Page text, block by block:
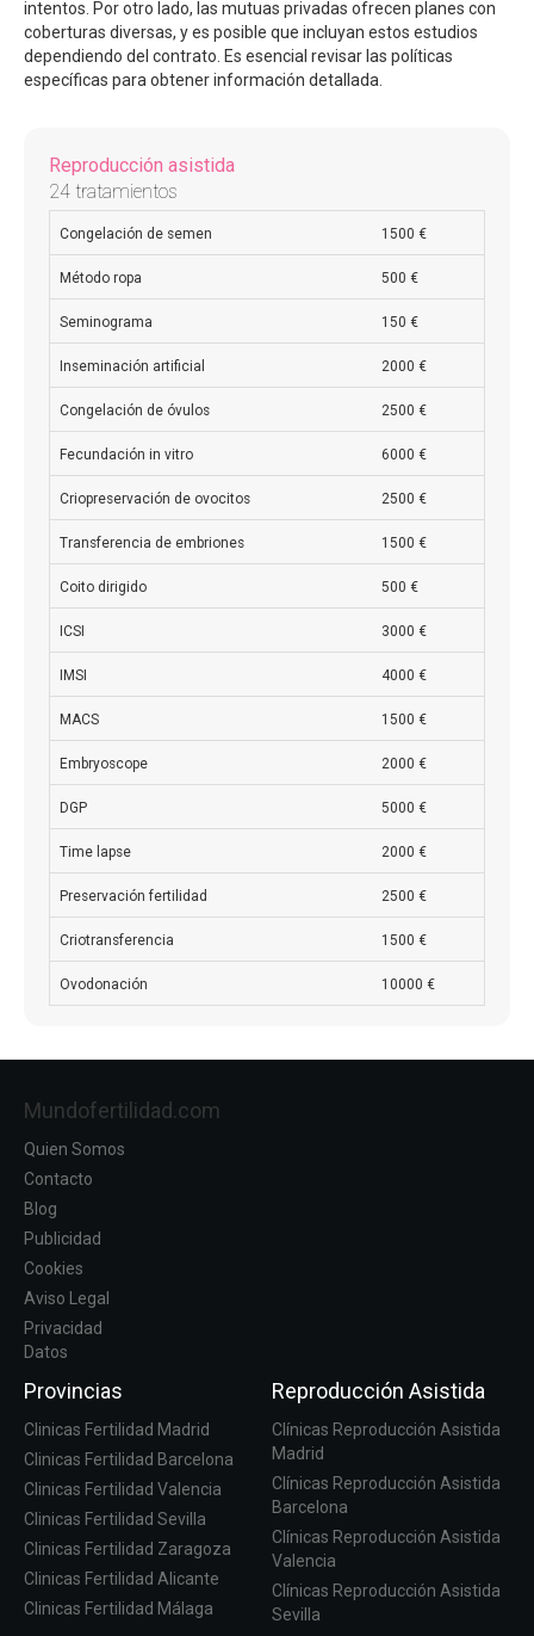
intentos. Por otro lado, las mutuas privadas ofrecen planes con
coberturas diversas, y es posible que incluyan estos estudios
dependiendo del contrato. Es esencial revisar las políticas
específicas para obtener información detallada.
Reproducción asistida
24 tratamientos
Congelación de semen 1500 €
Método ropa 500 €
Seminograma 150 €
Inseminación artificial 2000 €
Congelación de óvulos 2500 €
Fecundación in vitro 6000 €
Criopreservación de ovocitos 2500 €
Transferencia de embriones 1500 €
Coito dirigido 500 €
ICSI 3000 €
IMSI 4000 €
MACS 1500 €
Embryoscope 2000 €
DGP 5000 €
Time lapse 2000 €
Preservación fertilidad 2500 €
Criotransferencia 1500 €
Ovodonación 10000 €
Mundofertilidad.com
Quien Somos
Contacto
Blog
Publicidad
Cookies
Aviso Legal
Privacidad
Datos
Provincias
Clinicas Fertilidad Madrid
Clinicas Fertilidad Barcelona
Clinicas Fertilidad Valencia
Clinicas Fertilidad Sevilla
Clinicas Fertilidad Zaragoza
Clinicas Fertilidad Alicante
Clinicas Fertilidad Málaga
Reproducción Asistida
Clínicas Reproducción Asistida
Madrid
Clínicas Reproducción Asistida
Barcelona
Clínicas Reproducción Asistida
Valencia
Clínicas Reproducción Asistida
Sevilla